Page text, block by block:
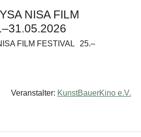
NISA FILM
FILM FESTIVAL
25.–
Veranstalter: KunstBauerKino e.V.